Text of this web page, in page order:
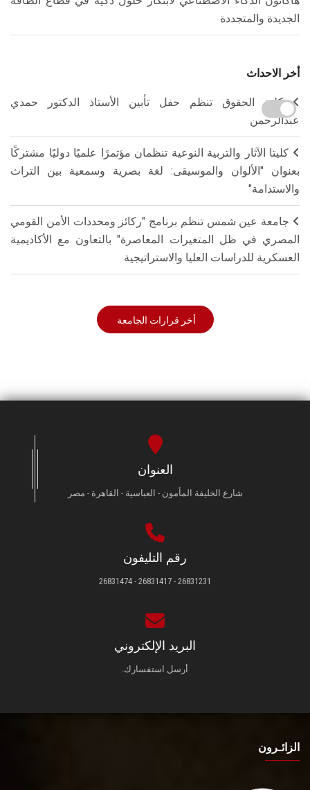
الجديدة والمتجددة
أخر الاحداث
كلية الحقوق تنظم حفل تأبين الأستاذ الدكتور حمدي
عبدالرحمن
كليتا الآثار والتربية النوعية تنظمان مؤتمرًا علميًا دوليًا مشتركًا
بعنوان "الألوان والموسيقى: لغة بصرية وسمعية بين التراث
والاستدامة"
جامعة عين شمس تنظم برنامج "ركائز ومحددات الأمن القومي
المصري في ظل المتغيرات المعاصرة" بالتعاون مع الأكاديمية
العسكرية للدراسات العليا والاستراتيجية
أخر قرارات الجامعة
العنوان
شارع الخليفة المأمون - العباسية - القاهرة - مصر
رقم التليفون
26831231 - 26831417 - 26831474
البريد الإلكتروني
أرسل استفسارك.
الزائـرون